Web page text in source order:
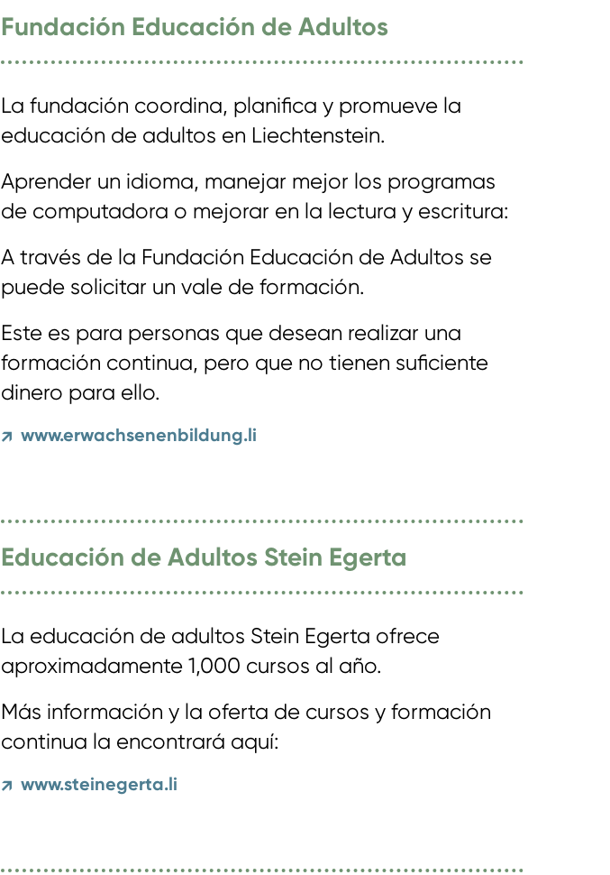
Fundación Educación de Adultos
La fundación coordina, planifica y promueve la
educación de adultos en Liechtenstein.
Aprender un idioma, manejar mejor los programas
de computadora o mejorar en la lectura y escritura:
A través de la Fundación Educación de Adultos se
puede solicitar un vale de formación.
Este es para personas que desean realizar una
formación continua, pero que no tienen suficiente
dinero para ello.
↗ www.erwachsenenbildung.li
Educación de Adultos Stein Egerta
La educación de adultos Stein Egerta ofrece
aproximadamente 1,000 cursos al año.
Más información y la oferta de cursos y formación
continua la encontrará aquí:
↗ www.steinegerta.li